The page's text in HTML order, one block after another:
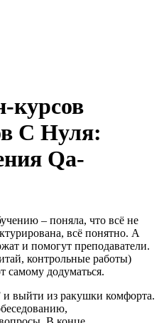
курсов
С Нуля:
Qa-
– поняла, что всё не
всё понятно. А
и помогут преподаватели.
контрольные работы)
самому додуматься.
и выйти из ракушки комфорта.